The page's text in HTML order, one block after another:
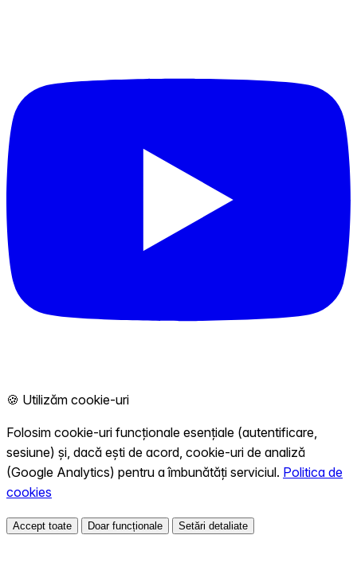
🍪 Utilizăm cookie-uri
Folosim cookie-uri funcționale esențiale (autentificare,
sesiune) și, dacă ești de acord, cookie-uri de analiză
(Google Analytics) pentru a îmbunătăți serviciul. Politica de
cookies
Accept toate Doar funcționale Setări detaliate